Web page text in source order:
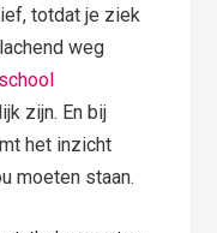
totdat je ziek
weg
zijn. En bij
het inzicht
moeten staan.